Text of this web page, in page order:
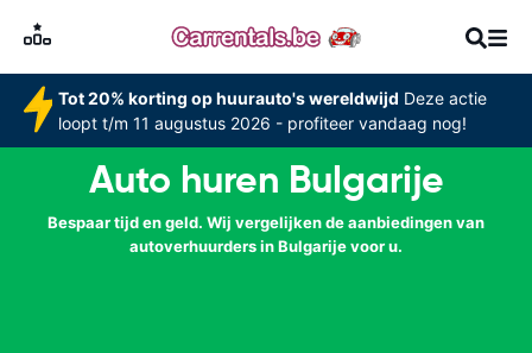
Tot 20% korting op huurauto's wereldwijd Deze actie
loopt t/m 11 augustus 2026 - profiteer vandaag nog!
Auto huren Bulgarije
Bespaar tijd en geld. Wij vergelijken de aanbiedingen van
autoverhuurders in Bulgarije voor u.